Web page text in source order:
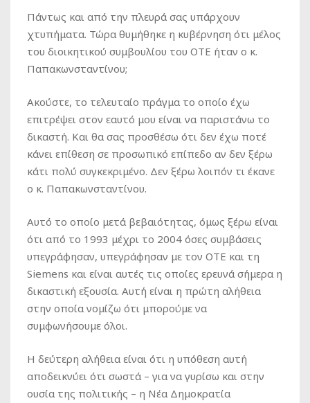
Πάντως και από την πλευρά σας υπάρχουν
χτυπήματα. Τώρα θυμήθηκε η κυβέρνηση ότι μέλος
του διοικητικού συμβουλίου του ΟΤΕ ήταν ο κ.
Παπακωνσταντίνου;
Ακούστε, το τελευταίο πράγμα το οποίο έχω
επιτρέψει στον εαυτό μου είναι να παριστάνω το
δικαστή. Και θα σας προσθέσω ότι δεν έχω ποτέ
κάνει επίθεση σε προσωπικό επίπεδο αν δεν ξέρω
κάτι πολύ συγκεκριμένο. Δεν ξέρω λοιπόν τι έκανε
ο κ. Παπακωνσταντίνου.
Αυτό το οποίο μετά βεβαιότητας, όμως ξέρω είναι
ότι από το 1993 μέχρι το 2004 όσες συμβάσεις
υπεγράφησαν, υπεγράφησαν με τον ΟΤΕ και τη
Siemens και είναι αυτές τις οποίες ερευνά σήμερα η
δικαστική εξουσία. Αυτή είναι η πρώτη αλήθεια
στην οποία νομίζω ότι μπορούμε να
συμφωνήσουμε όλοι.
Η δεύτερη αλήθεια είναι ότι η υπόθεση αυτή
αποδεικνύει ότι σωστά – για να γυρίσω και στην
ουσία της πολιτικής – η Νέα Δημοκρατία